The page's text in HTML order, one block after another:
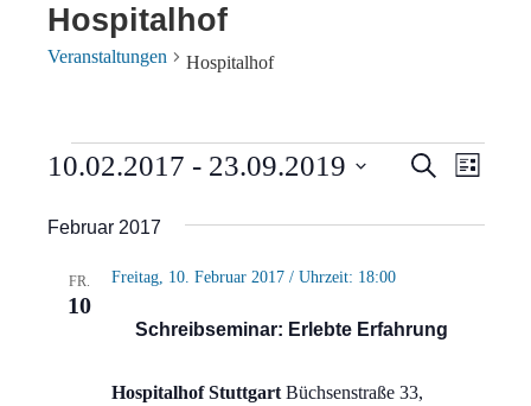
Hospitalhof
Veranstaltungen Hospitalhof
Veranstaltungen SucheListe
10.02.2017 - 23.09.2019
wählen.
Februar 2017
FR.
10
Schreibseminar: Erlebte Erfahrung
Freitag, 10. Februar 2017 / Uhrzeit: 18:00
Hospitalhof Stuttgart Büchsenstraße 33,